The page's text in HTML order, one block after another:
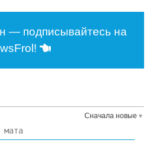
— подписывайтесь на
Сначала новые